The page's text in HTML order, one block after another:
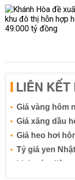
LIÊN
Giá vàng hôm
Giá xăng dầu
Giá heo hơi
Tỷ giá yen Nhật
Lịch cúp điện
Lãi suất tiết